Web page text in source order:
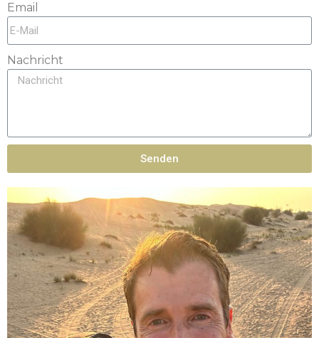
Email
Nachricht
Senden